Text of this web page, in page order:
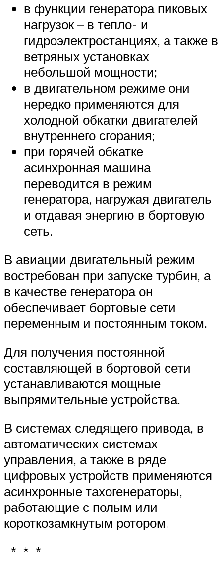
в функции генератора пиковых
нагрузок – в тепло- и
гидроэлектростанциях, а также в
ветряных установках
небольшой мощности;
в двигательном режиме они
нередко применяются для
холодной обкатки двигателей
внутреннего сгорания;
при горячей обкатке
асинхронная машина
переводится в режим
генератора, нагружая двигатель
и отдавая энергию в бортовую
сеть.
В авиации двигательный режим
востребован при запуске турбин, а
в качестве генератора он
обеспечивает бортовые сети
переменным и постоянным током.
Для получения постоянной
составляющей в бортовой сети
устанавливаются мощные
выпрямительные устройства.
В системах следящего привода, в
автоматических системах
управления, а также в ряде
цифровых устройств применяются
асинхронные тахогенераторы,
работающие с полым или
короткозамкнутым ротором.
* * *